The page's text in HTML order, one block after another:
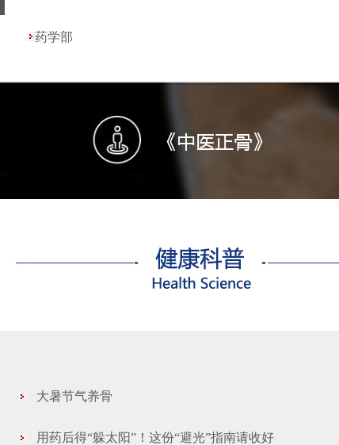
药学部
大暑节气养骨
用药后得“躲太阳”！这份“避光”指南请收好